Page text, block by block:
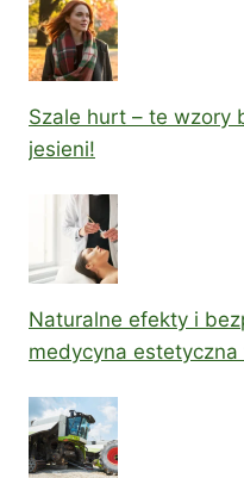
Szale hurt – te wzory
jesieni!
Naturalne efekty i
medycyna